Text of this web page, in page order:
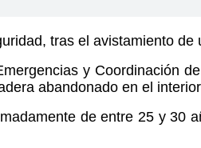
tras el avistamiento
y Coordinación
abandonado en el
de entre 25 y 30